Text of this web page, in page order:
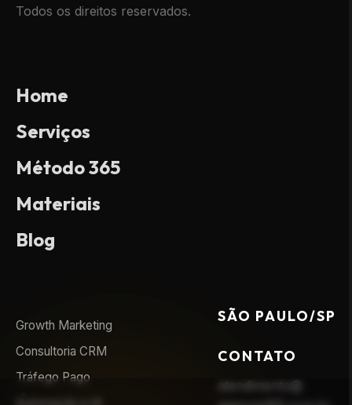
Todos os direitos reservados.
Home
Serviços
Método 365
Materiais
Blog
Growth Marketing
Consultoria CRM
Tráfego Pago
SÃO PAULO/SP
CONTATO
atendimento@